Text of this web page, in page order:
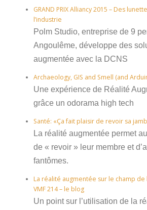
GRAND PRIX Alliancy 2015 – Des
l’industrie
Polm Studio, entreprise de 9
Angoulême, développe des
augmentée avec la DCNS
Archaeology, GIS and Smell (and
Une expérience de Réalité
grâce un odorama high tech
Santé: «Ça fait plaisir de revoir sa
La réalité augmentée permet
de « revoir » leur membre et
fantômes.
La réalité augmentée sur le champ de
VMF 214 – le blog
Un point sur l’utilisation de la